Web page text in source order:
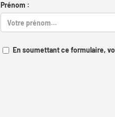
Prénom :
En soumettant ce formulaire,